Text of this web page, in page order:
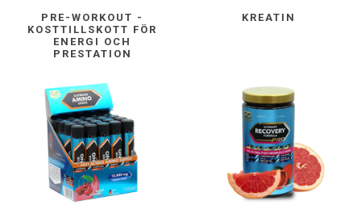
PRE-WORKOUT -
KOSTTILLSKOTT FÖR
ENERGI OCH
PRESTATION
KREATIN